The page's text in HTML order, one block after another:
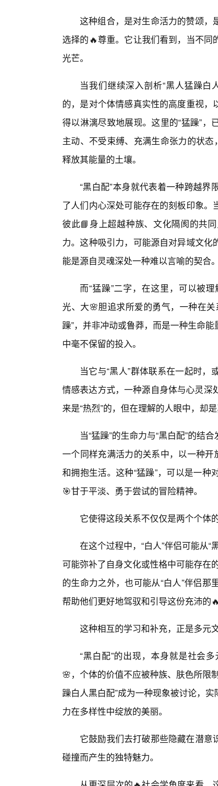
这种组合，是对生命活力的赞颂，
选择的🔥尊重。它让我们看到，当不
光芒。
当我们继续深入剖析“黑人猛躁白
的，是对个体情感真实性的高度重视
得以淋漓尽致地展现。这里的“猛躁”
主动、不受束缚、充满生命张力的状
释放其能量的土壤。
“黑白配”本身就代表着一种跨越
了人们内心深处可能存在的刻板印象
彼此📘身上超越种族、文化隔阂的共
力。这种吸引力，可能源自对异域文
能是源自灵魂深处一种难以言喻的契合
而“猛躁”二字，在这里，可以被
光、大🌸胆追求所爱的勇气，一种在
躁”，并非冲动或鲁莽，而是一种生命
中毫不保留的投入。
当它与“黑人”群体联系在一起时
情感表达方式，一种源自身体与心灵
来是“热烈”的，但在理解的人眼中，却
当“猛躁”的生命力与“黑白配”的结
一个同样充满活力的关系中，以一种
和拥抱生活。这种“猛躁”，可以是一
🎯甘于平淡、勇于尝试的冒险精神。
它使得这段关系不仅仅是两个个体
在这个过程中，“白人”伴侣可能从
可能弥补了自身文化或性格中可能存在
的生命力之外，也可能从“白人”伴侣
帮助他们更好地驾驭和引导这份充沛的
这种相互的学习和补充，正是多元
“黑白配”的出现，本身就是社会
🌸，个体的价值不应被种族、肤色所限
躁白人黑白配”成为一种现象被讨论，
力在多样性中绽放的美丽。
它鼓励我们去打破那些隐藏在潜
碰撞而产生的独特魅力。